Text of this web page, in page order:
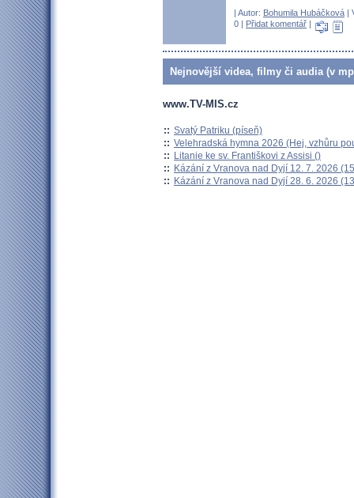
| Autor: Bohumila Hubáčková |
0 | Přidat komentář |
Nejnovější videa, filmy či audia (v
www.TV-MIS.cz
:: Svatý Patriku (píseň)
:: Velehradská hymna 2026 (Hej, vzhůru
:: Litanie ke sv. Františkovi z Assisi ()
:: Kázání z Vranova nad Dyjí 12. 7. 2026
:: Kázání z Vranova nad Dyjí 28. 6. 2026